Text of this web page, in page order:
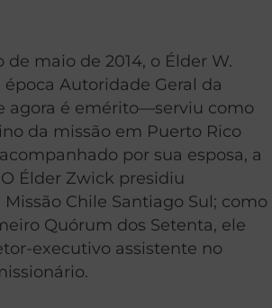
de maio de 2014, o Élder W.
Autoridade Geral da
agora é emérito—serviu como
da missão em Puerto Rico
por sua esposa, a
Élder Zwick presidiu
Chile Santiago Sul; como
Quórum dos Setenta, ele
executivo assistente no